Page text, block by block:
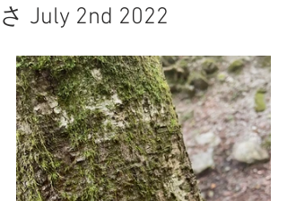
さ July 2nd 2022